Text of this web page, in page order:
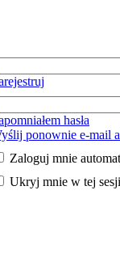
hasła
ponownie e-mail
Zaloguj mnie
Ukryj mnie w tej sesji